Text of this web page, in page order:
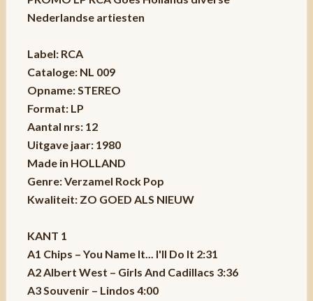
Nederlandse artiesten
Label: RCA
Cataloge: NL 009
Opname: STEREO
Format: LP
Aantal nrs: 12
Uitgave jaar: 1980
Made in HOLLAND
Genre: Verzamel Rock Pop
Kwaliteit: ZO GOED ALS NIEUW
KANT 1
A1 Chips – You Name It... I'll Do It 2:31
A2 Albert West – Girls And Cadillacs 3:36
A3 Souvenir – Lindos 4:00